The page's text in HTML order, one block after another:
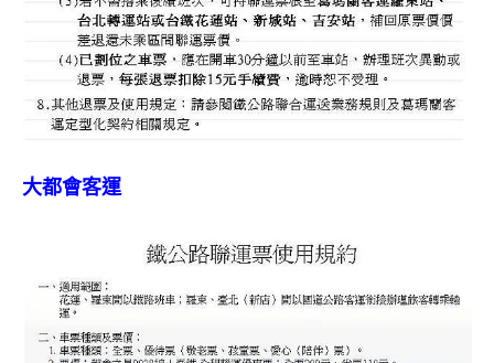
大都會客運